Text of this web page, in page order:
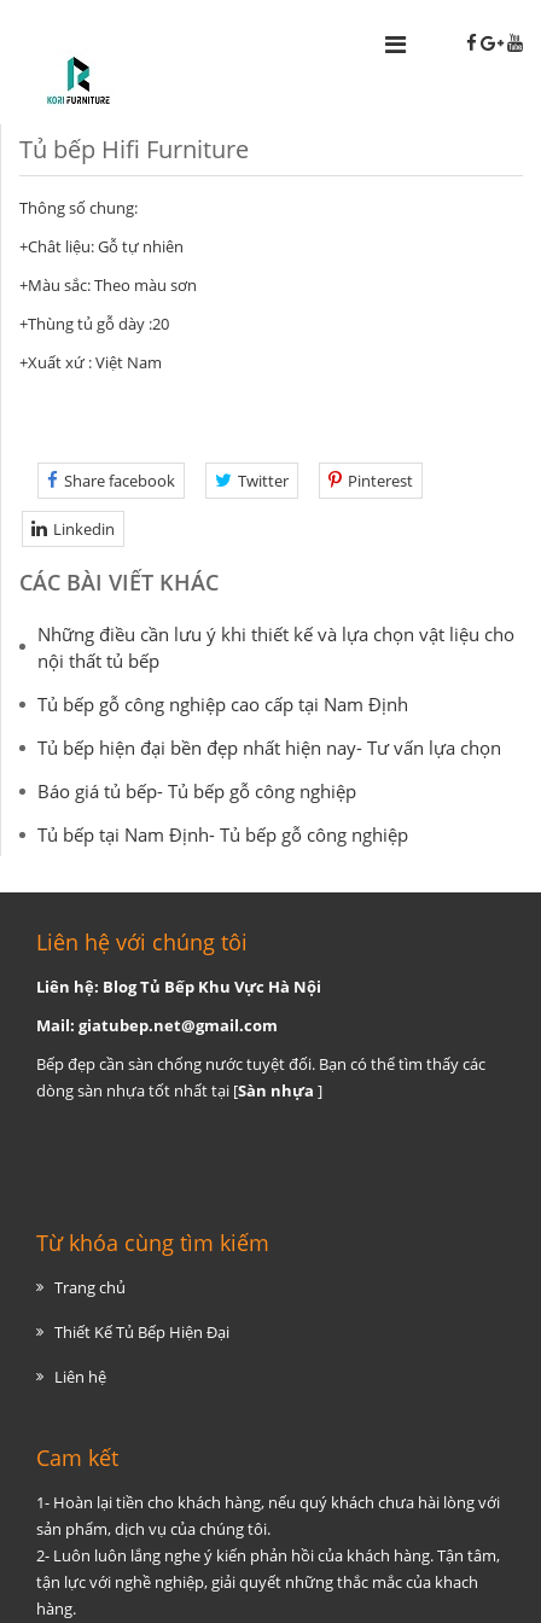
Tủ bếp Hifi Furniture
Thông số chung:
+Chât liệu: Gỗ tự nhiên
+Màu sắc: Theo màu sơn
+Thùng tủ gỗ dày :20
+Xuất xứ : Việt Nam
Share facebook Twitter Pinterest
Linkedin
CÁC BÀI VIẾT KHÁC
Những điều cần lưu ý khi thiết kế và lựa chọn vật liệu cho
nội thất tủ bếp
Tủ bếp gỗ công nghiệp cao cấp tại Nam Định
Tủ bếp hiện đại bền đẹp nhất hiện nay- Tư vấn lựa chọn
Báo giá tủ bếp- Tủ bếp gỗ công nghiệp
Tủ bếp tại Nam Định- Tủ bếp gỗ công nghiệp
Liên hệ với chúng tôi
Liên hệ: Blog Tủ Bếp Khu Vực Hà Nội
Mail: giatubep.net@gmail.com
Bếp đẹp cần sàn chống nước tuyệt đối. Bạn có thể tìm thấy các
dòng sàn nhựa tốt nhất tại [Sàn nhựa ]
Từ khóa cùng tìm kiếm
Trang chủ
Thiết Kế Tủ Bếp Hiện Đại
Liên hệ
Cam kết
1- Hoàn lại tiền cho khách hàng, nếu quý khách chưa hài lòng với
sản phẩm, dịch vụ của chúng tôi.
2- Luôn luôn lắng nghe ý kiến phản hồi của khách hàng. Tận tâm,
tận lực với nghề nghiệp, giải quyết những thắc mắc của khach
hàng.